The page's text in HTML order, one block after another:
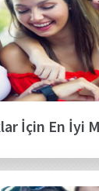
İçin En İyi